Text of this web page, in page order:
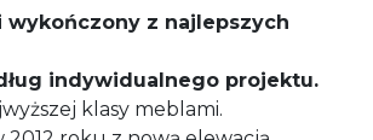
z najlepszych
indywidualnego projektu.
klasy meblami.